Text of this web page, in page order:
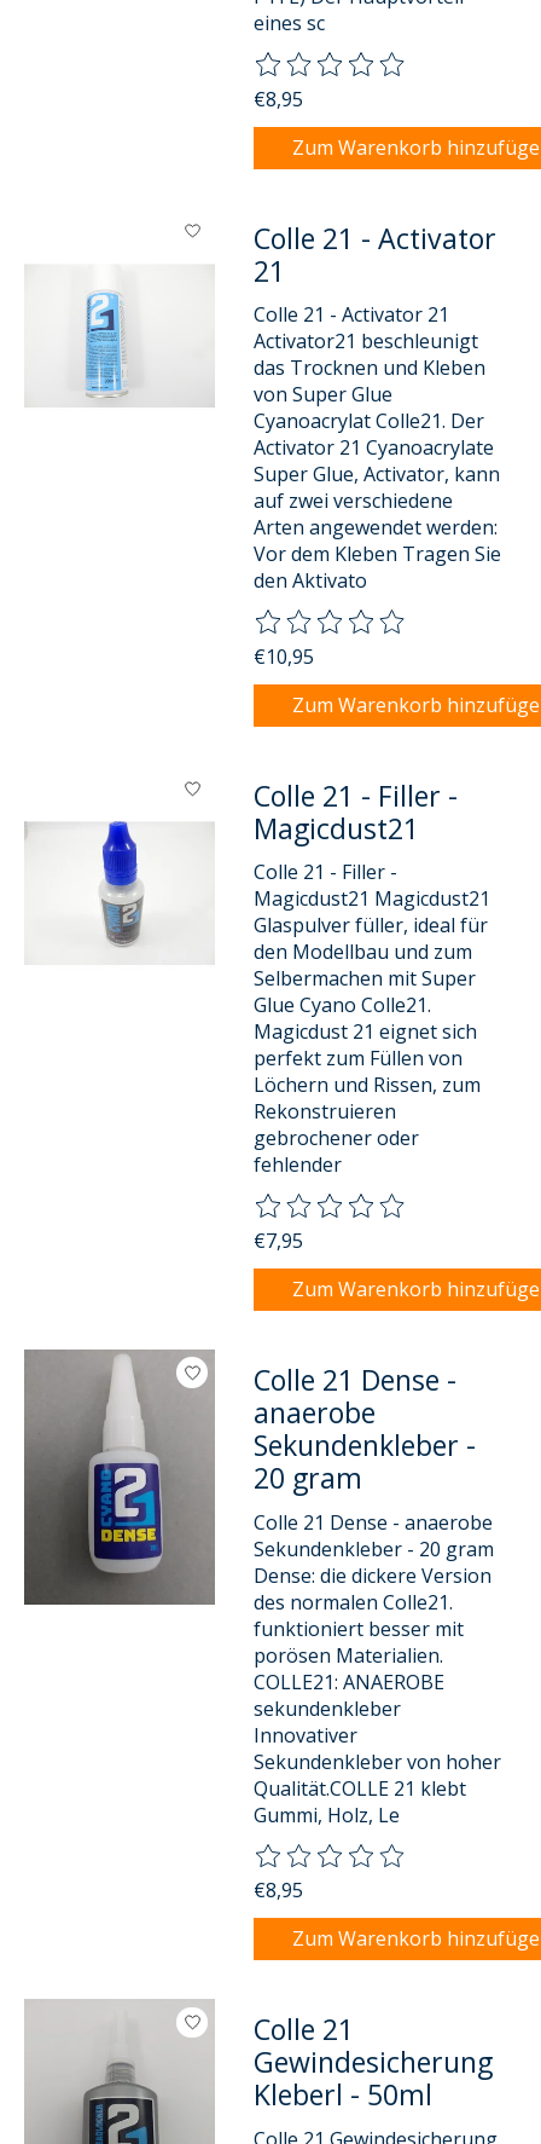
eines sc
Die Bewertung dieses
€8,95
Zum Warenkorb
Colle 21 - Activator
21
Colle 21 - Activator 21
Activator21 beschleunigt
das Trocknen und Kleben
von Super Glue
Cyanoacrylat Colle21. Der
Activator 21 Cyanoacrylate
Super Glue, Activator, kann
auf zwei verschiedene
Arten angewendet werden:
Vor dem Kleben Tragen Sie
den Aktivato
Die Bewertung dieses
€10,95
Zum Warenkorb
Colle 21 - Filler -
Magicdust21
Colle 21 - Filler -
Magicdust21 Magicdust21
Glaspulver füller, ideal für
den Modellbau und zum
Selbermachen mit Super
Glue Cyano Colle21.
Magicdust 21 eignet sich
perfekt zum Füllen von
Löchern und Rissen, zum
Rekonstruieren
gebrochener oder
fehlender
Die Bewertung dieses
€7,95
Zum Warenkorb
Colle 21 Dense -
anaerobe
Sekundenkleber -
20 gram
Colle 21 Dense - anaerobe
Sekundenkleber - 20 gram
Dense: die dickere Version
des normalen Colle21.
funktioniert besser mit
porösen Materialien.
COLLE21: ANAEROBE
sekundenkleber
Innovativer
Sekundenkleber von hoher
Qualität.COLLE 21 klebt
Gummi, Holz, Le
Die Bewertung dieses
€8,95
Zum Warenkorb
Colle 21
Gewindesicherung
Kleberl - 50ml